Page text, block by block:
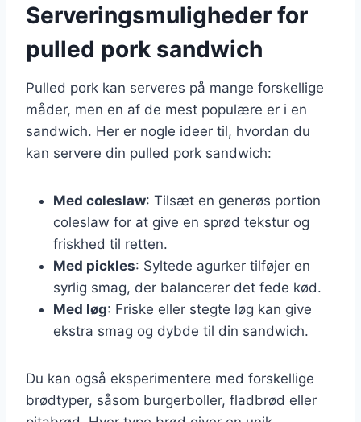
Serveringsmuligheder for
pulled pork sandwich
Pulled pork kan serveres på mange forskellige
måder, men en af de mest populære er i en
sandwich. Her er nogle ideer til, hvordan du
kan servere din pulled pork sandwich:
Med coleslaw: Tilsæt en generøs portion
coleslaw for at give en sprød tekstur og
friskhed til retten.
Med pickles: Syltede agurker tilføjer en
syrlig smag, der balancerer det fede kød.
Med løg: Friske eller stegte løg kan give
ekstra smag og dybde til din sandwich.
Du kan også eksperimentere med forskellige
brødtyper, såsom burgerboller, fladbrød eller